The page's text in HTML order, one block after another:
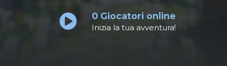
0Giocatori online
Inizia la tua avventura!